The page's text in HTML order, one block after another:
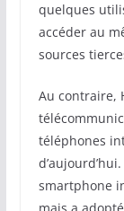
quelques
accéder au
sources
Au contraire,
téléphones
smartphone